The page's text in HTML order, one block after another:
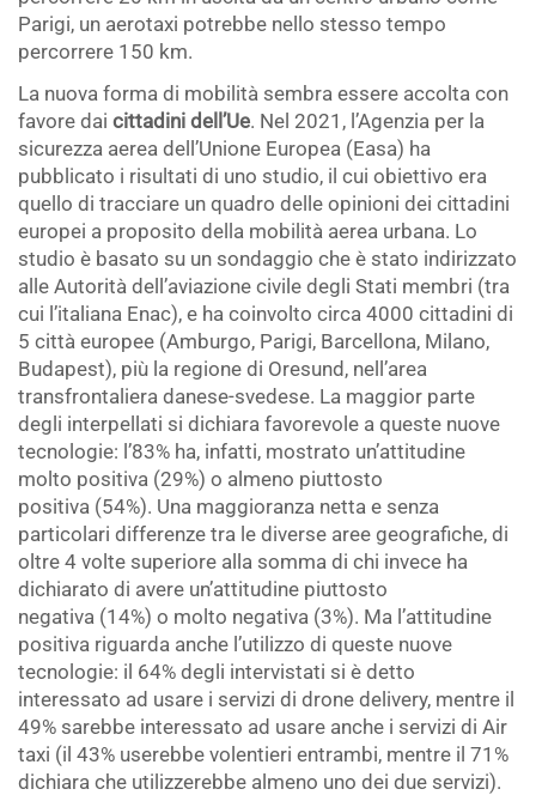
Parigi, un aerotaxi potrebbe nello stesso tempo
percorrere 150 km.
La nuova forma di mobilità sembra essere accolta con
favore dai cittadini dell’Ue. Nel 2021, l’Agenzia per la
sicurezza aerea dell’Unione Europea (Easa) ha
pubblicato i risultati di uno studio, il cui obiettivo era
quello di tracciare un quadro delle opinioni dei cittadini
europei a proposito della mobilità aerea urbana. Lo
studio è basato su un sondaggio che è stato indirizzato
alle Autorità dell’aviazione civile degli Stati membri (tra
cui l’italiana Enac), e ha coinvolto circa 4000 cittadini di
5 città europee (Amburgo, Parigi, Barcellona, Milano,
Budapest), più la regione di Oresund, nell’area
transfrontaliera danese-svedese. La maggior parte
degli interpellati si dichiara favorevole a queste nuove
tecnologie: l’83% ha, infatti, mostrato un’attitudine
molto positiva (29%) o almeno piuttosto
positiva (54%). Una maggioranza netta e senza
particolari differenze tra le diverse aree geografiche, di
oltre 4 volte superiore alla somma di chi invece ha
dichiarato di avere un’attitudine piuttosto
negativa (14%) o molto negativa (3%). Ma l’attitudine
positiva riguarda anche l’utilizzo di queste nuove
tecnologie: il 64% degli intervistati si è detto
interessato ad usare i servizi di drone delivery, mentre il
49% sarebbe interessato ad usare anche i servizi di Air
taxi (il 43% userebbe volentieri entrambi, mentre il 71%
dichiara che utilizzerebbe almeno uno dei due servizi).